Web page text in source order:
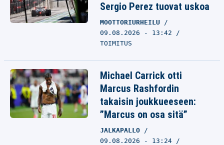
Sergio Perez tuovat uskoa
MOOTTORIURHEILU
09.08.2026 - 13:42
TOIMITUS
Michael Carrick otti
Marcus Rashfordin
takaisin joukkueeseen:
”Marcus on osa sitä”
JALKAPALLO
09.08.2026 - 13:24